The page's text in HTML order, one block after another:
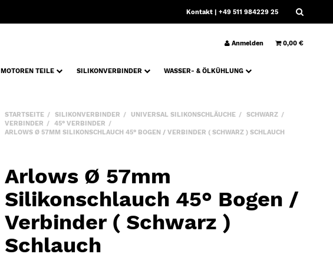
Kontakt | +49 511 984229 25
Anmelden 0,00 €
MOTOREN TEILE SILIKONVERBINDER
WASSER- & ÖLKÜHLUNG
STARTSEITE SILIKONVERBINDER UNIVERSAL SILIKONSCHLÄUCHE
SCHWARZ
VERBINDER
45° VERBINDER
ARLOWS Ø 57MM SILIKONSCHLAUCH 45° BOGEN / VERBINDER ( SCHWARZ ) SCHLAUCH
Arlows Ø 57mm
Silikonschlauch 45° Bogen /
Verbinder ( Schwarz )
Schlauch